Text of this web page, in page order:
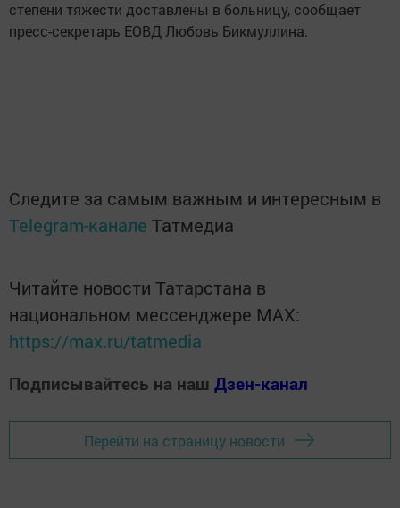
степени тяжести доставлены в больницу, сообщает
пресс-секретарь ЕОВД Любовь Бикмуллина.
Следите за самым важным и интересным в
Telegram-канале Татмедиа
Читайте новости Татарстана в
национальном мессенджере MАХ:
https://max.ru/tatmedia
Подписывайтесь на наш Дзен-канал
Перейти на страницу новости